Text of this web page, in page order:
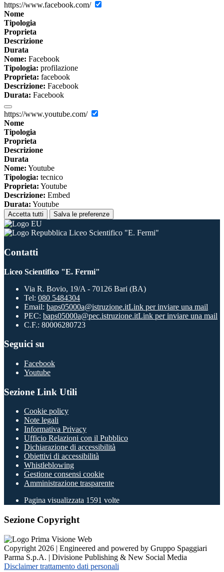
https://www.facebook.com/
Nome
Tipologia
Proprieta
Descrizione
Durata
Nome: Facebook
Tipologia: profilazione
Proprieta: facebook
Descrizione: Facebook
Durata: Facebook
https://www.youtube.com/
Nome
Tipologia
Proprieta
Descrizione
Durata
Nome: Youtube
Tipologia: tecnico
Proprieta: Youtube
Descrizione: Embed
Durata: Youtube
Accetta tutti Salva le preferenze
Liceo Scientifico "E. Fermi"
Contatti
Liceo Scientifico "E. Fermi"
Via R. Bovio, 19/A - 70126 Bari (BA)
Tel: 080 5484304
Email: baps05000a@istruzione.itLink per inviare una mail
PEC: baps05000a@pec.istruzione.itLink per inviare una mail
C.F.: 80006280723
Seguici su
Facebook
Youtube
Sezione Link Utili
Cookie policy
Note legali
Informativa Privacy
Ufficio Relazioni con il Pubblico
Dichiarazione di accessibilità
Obiettivi di accessibilità
Whistleblowing
Gestione consensi cookie
Amministrazione trasparente
Pagina visualizzata 1591 volte
Sezione Copyright
Copyright 2026 | Engineered and powered by Gruppo Spaggiari
Parma S.p.A. | Divisione Publishing & New Social Media
Disclaimer trattamento dati personali